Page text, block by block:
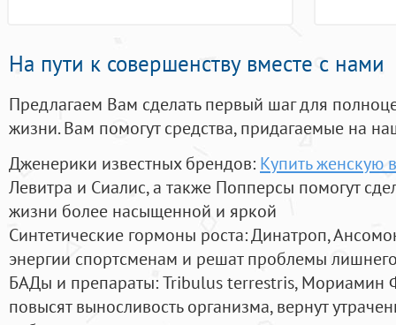
На пути к совершенству вместе с нами
Предлагаем Вам сделать первый шаг для
жизни. Вам помогут средства, придагаемые на
Дженерики известных брендов: Купить женскую
Левитра и Сиалис, а также Попперсы помогут
жизни более насыщенной и яркой
Синтетические гормоны роста: Динатроп,
энергии спортсменам и решат проблемы
БАДы и препараты:Tribulus terrestris, Мориамин
повысят выносливость организма, вернут